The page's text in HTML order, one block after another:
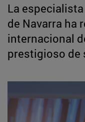
La
de Navarra ha
internacional
prestigioso de